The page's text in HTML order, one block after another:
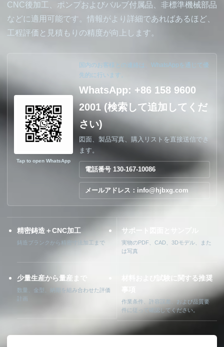
CNC後加工、ポンプおよびバルブ付属品、非標準機械部品
などに適用可能です。情報がより詳細であればあるほど、
工程評価と見積もりの精度が向上します。
Tap to open WhatsApp
国内のお客様との連絡は、WhatsAppを通じて優
先的に行います。
WhatsApp: +86 158 9600
2001 (検索して追加してくだ
さい)
図面、製品写真、購入リストを直接送信でき
ます。
電話番号 130-167-10086
メールアドレス：info@hjbxg.com
精密鋳造＋CNC加工
鋳造ブランクから精密寸法加工まで
サポート図面とサンプル
実物のPDF、CAD、3Dモデル、また
は写真
少量生産から量産まで
数量、金型、納期を組み合わせた評価
計画
材料および試験に関する推奨
作業条件、許容誤差、および品質要
件に従って確認してください。